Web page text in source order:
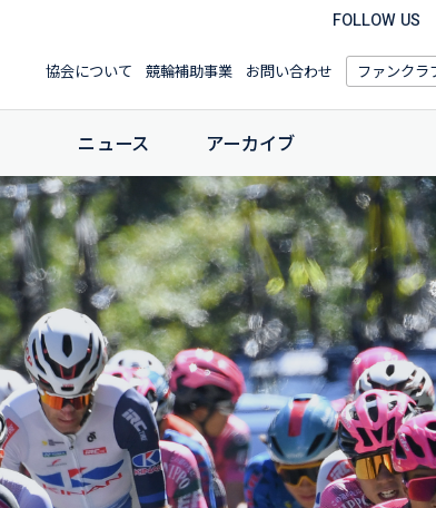
FOLLOW US
協会について 競輪補助事業 お問い合わせ ファンクラ
ニュース アーカイブ